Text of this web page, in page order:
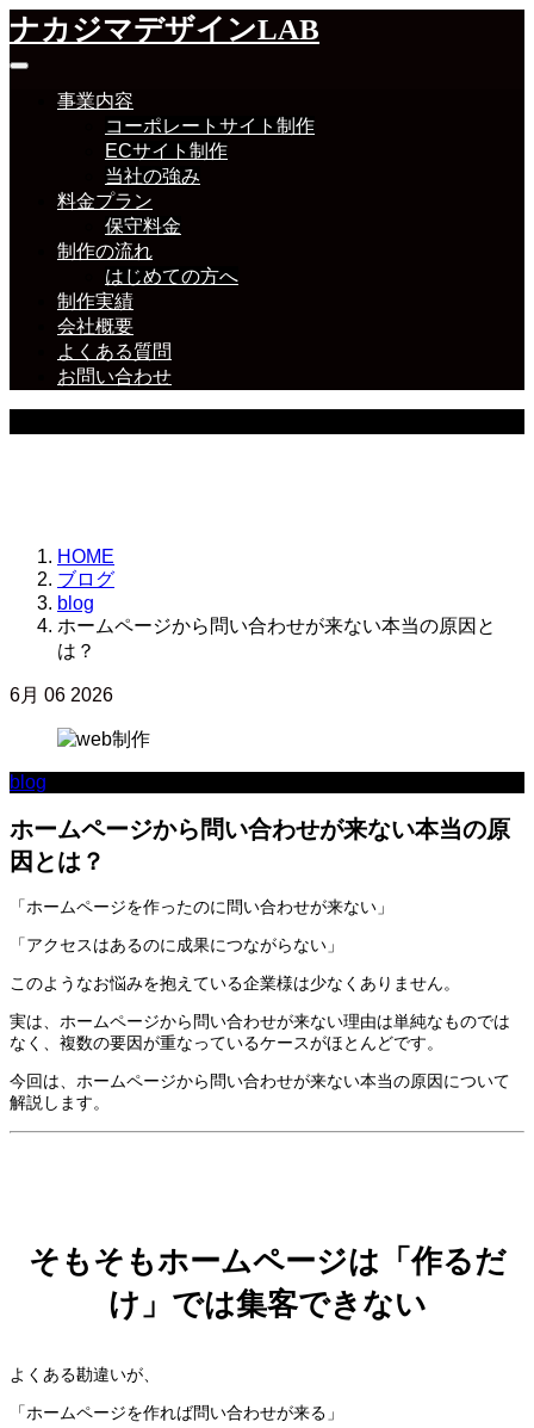
ナカジマデザインLAB
事業内容
コーポレートサイト制作
ECサイト制作
当社の強み
料金プラン
保守料金
制作の流れ
はじめての方へ
制作実績
会社概要
よくある質問
お問い合わせ
HOME
ブログ
blog
ホームページから問い合わせが来ない本当の原因と
は？
6月 06 2026
blog
ホームページから問い合わせが来ない本当の原
因とは？
「ホームページを作ったのに問い合わせが来ない」
「アクセスはあるのに成果につながらない」
このようなお悩みを抱えている企業様は少なくありません。
実は、ホームページから問い合わせが来ない理由は単純なものでは
なく、複数の要因が重なっているケースがほとんどです。
今回は、ホームページから問い合わせが来ない本当の原因について
解説します。
そもそもホームページは「作るだ
け」では集客できない
よくある勘違いが、
「ホームページを作れば問い合わせが来る」